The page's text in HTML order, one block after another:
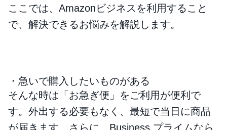
ここでは、Amazonビジネスを利用すること
で、解決できるお悩みを解説します。
・急いで購入したいものがある
そんな時は「お急ぎ便」をご利用が便利で
す。外出する必要もなく、最短で当日に商品
が届きます。さらに、Business プライムなら